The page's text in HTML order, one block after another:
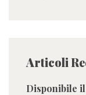
Articoli
Disponibile